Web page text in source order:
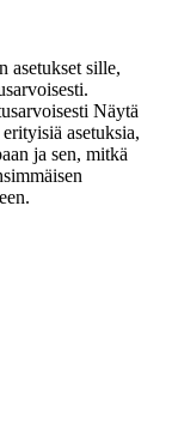
asetukset sille,
Näytä
asetuksia,
ja sen, mitkä